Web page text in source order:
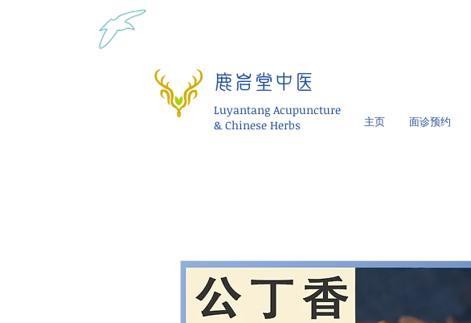
鹿岩堂中医
Luyantang Acupuncture
& Chinese Herbs
主页 面诊预约